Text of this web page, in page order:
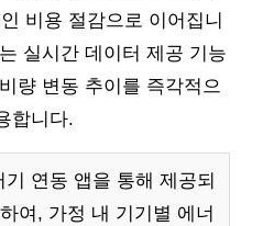
비용 절감으로 이어집니
실시간 데이터 제공 기능
량 변동 추이를 즉각적으
합니다.
기 연동 앱을 통해 제공되
여, 가정 내 기기별 에너